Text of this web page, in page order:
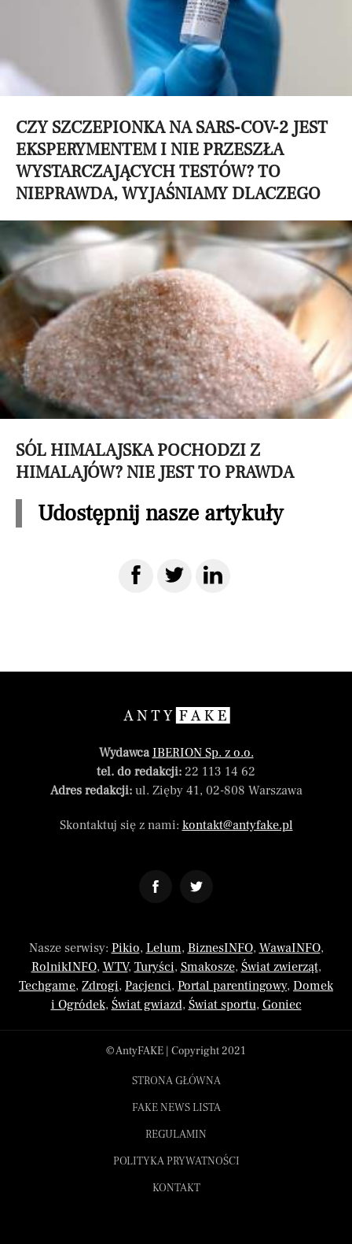
CZY SZCZEPIONKA NA SARS-COV-2 JEST
EKSPERYMENTEM I NIE PRZESZŁA
WYSTARCZAJĄCYCH TESTÓW? TO
NIEPRAWDA, WYJAŚNIAMY DLACZEGO
SÓL HIMALAJSKA POCHODZI Z
HIMALAJÓW? NIE JEST TO PRAWDA
Udostępnij nasze artykuły
WydawcaIBERION Sp. z o.o.
tel. do redakcji: 22 113 14 62
Adres redakcji:ul. Zięby 41, 02-808 Warszawa
Skontaktuj się z nami: kontakt@antyfake.pl
Nasze serwisy: Pikio, Lelum, BiznesINFO, WawaINFO,
RolnikINFO, WTV, Turyści, Smakosze, Świat zwierząt,
Techgame, Zdrogi, Pacjenci, Portal parentingowy, Domek
i Ogródek, Świat gwiazd, Świat sportu, Goniec
© AntyFAKE | Copyright 2021
STRONA GŁÓWNA
FAKE NEWS LISTA
REGULAMIN
POLITYKA PRYWATNOŚCI
KONTAKT